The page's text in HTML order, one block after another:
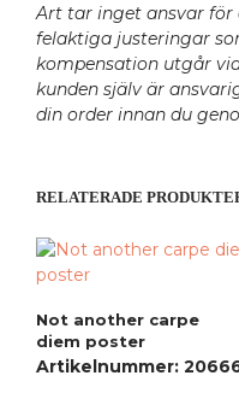
Art tar inget ansvar för
felaktiga justeringar
kompensation utgår
kunden själv är
din order innan du
RELATERADE
Not another carpe
diem poster
Artikelnummer: